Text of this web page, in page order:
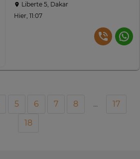
Liberte 5, Dakar
Hier, 11:07
5 6 7 8 ...
17
18